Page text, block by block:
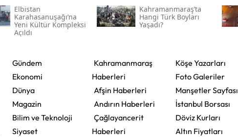
Eski Yerleşim İzleri
Elbistan
Karahasanuşağı’na
Yeni Kültür Kompleksi
Açıldı
Kahramanmaraş’ta
Hangi Türk Boyları
Yaşadı?
Gündem
Ekonomi
Dünya
Magazin
Bilim ve Teknoloji
Siyaset
Kahramanmaraş
Haberleri
Afşin Haberleri
Andırın Haberleri
Çağlayancerit
Haberleri
Köşe Yazarları
Foto Galeriler
Manşetler Sayfası
İstanbul Borsası
Döviz Kurları
Altın Fiyatları